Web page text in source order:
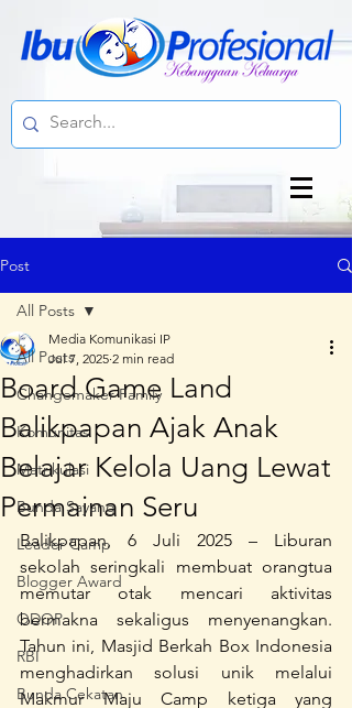
Post
All Posts
Changemaker Family
Komunitas
Matrikulasi
Bunda Sayang
Leader Camp
Blogger Award
ODOP
RBI
Bunda Cekatan
All Posts
Board Game Land
Balikpapan Ajak Anak
Belajar Kelola Uang Lewat
Permainan Seru
Media Komunikasi IP
Jul 7, 2025 2 min read
Balikpapan, 6 Juli 2025 – Liburan
sekolah seringkali membuat orangtua
memutar otak mencari aktivitas
bermakna sekaligus menyenangkan.
Tahun ini, Masjid Berkah Box Indonesia
menghadirkan solusi unik melalui
Makmur Maju Camp ketiga yang